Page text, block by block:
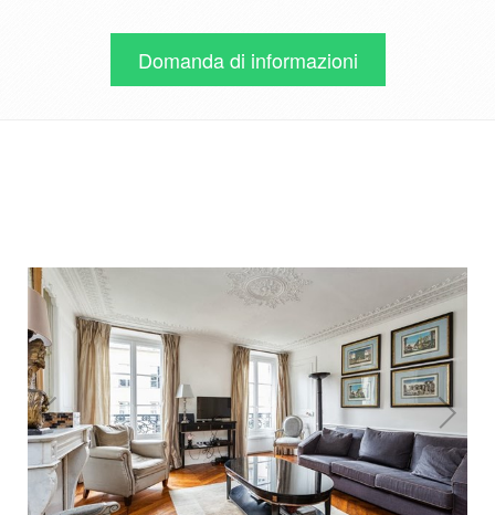
Domanda di informazioni